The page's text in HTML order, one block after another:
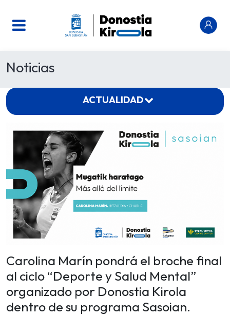
Noticias
Carolina Marín pondrá el broche final
al ciclo “Deporte y Salud Mental”
organizado por Donostia Kirola
dentro de su programa Sasoian.
ACTUALIDAD